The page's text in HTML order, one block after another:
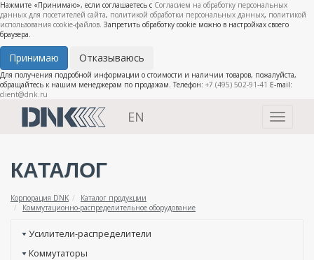
Нажмите «Принимаю», если соглашаетесь с Согласием на обработку персональных
данных для посетителей сайта, политикой обработки персональных данных, политикой
использования cookie-файлов. Запретить обработку cookie можно в настройках своего
браузера.
Принимаю Отказываюсь
Для получения подробной информации о стоимости и наличии товаров, пожалуйста,
обращайтесь к нашим менеджерам по продажам. Телефон: +7 (495) 502-91-41 E-mail:
client@dnk.ru
Toggle
EN
КАТАЛОГ
Корпорация DNK
Каталог продукции
Коммутационно-распределительное оборудование
Усилители-распределители
Коммутаторы